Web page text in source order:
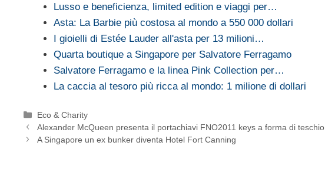
Lusso e beneficienza, limited edition e viaggi per…
Asta: La Barbie più costosa al mondo a 550 000 dollari
I gioielli di Estée Lauder all'asta per 13 milioni…
Quarta boutique a Singapore per Salvatore Ferragamo
Salvatore Ferragamo e la linea Pink Collection per…
La caccia al tesoro più ricca al mondo: 1 milione di dollari
Categorie
Eco & Charity
Alexander McQueen presenta il portachiavi FNO2011 keys a forma di teschio
A Singapore un ex bunker diventa Hotel Fort Canning